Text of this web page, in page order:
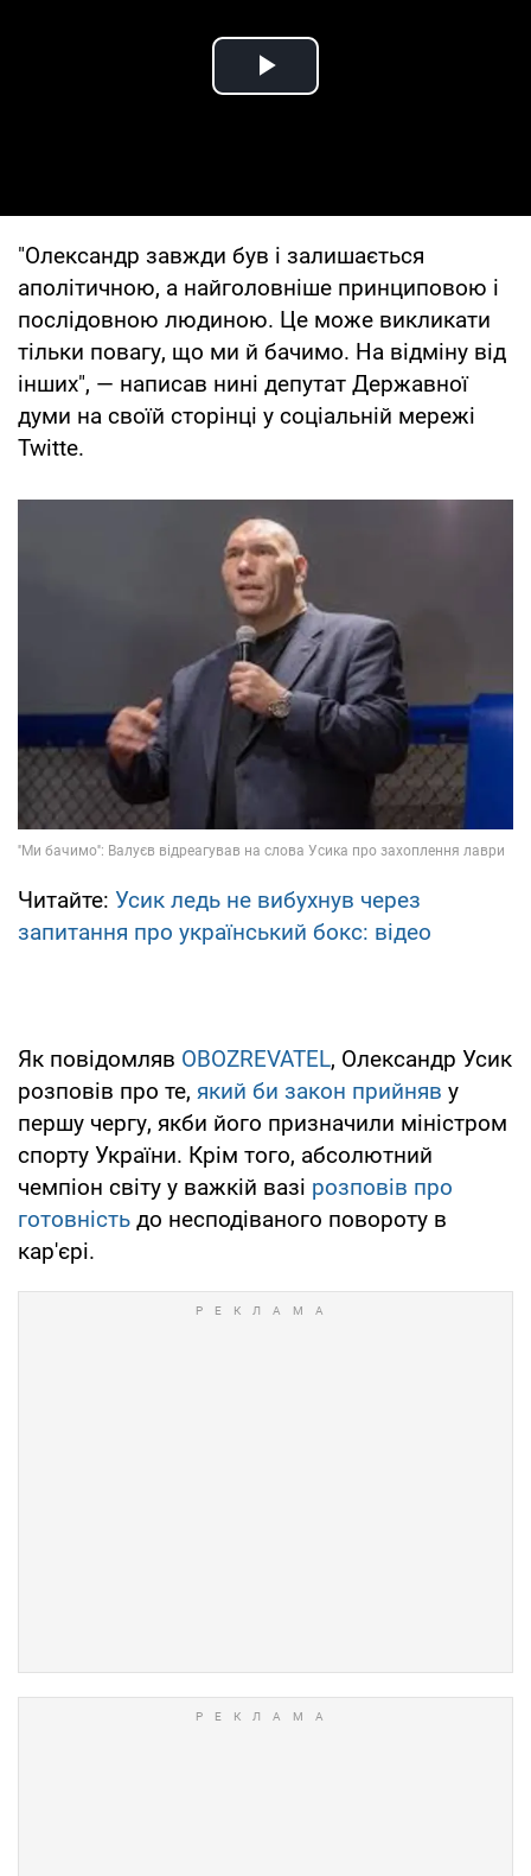
Play Video
"Олександр завжди був і залишається
аполітичною, а найголовніше принциповою і
послідовною людиною. Це може викликати
тільки повагу, що ми й бачимо. На відміну від
інших", — написав нині депутат Державної
думи на своїй сторінці у соціальній мережі
Twitte.
Читайте: Усик ледь не вибухнув через
запитання про український бокс: відео
Як повідомляв OBOZREVATEL, Олександр Усик
розповів про те, який би закон прийняв у
першу чергу, якби його призначили міністром
спорту України. Крім того, абсолютний
чемпіон світу у важкій вазі розповів про
готовність до несподіваного повороту в
кар'єрі.